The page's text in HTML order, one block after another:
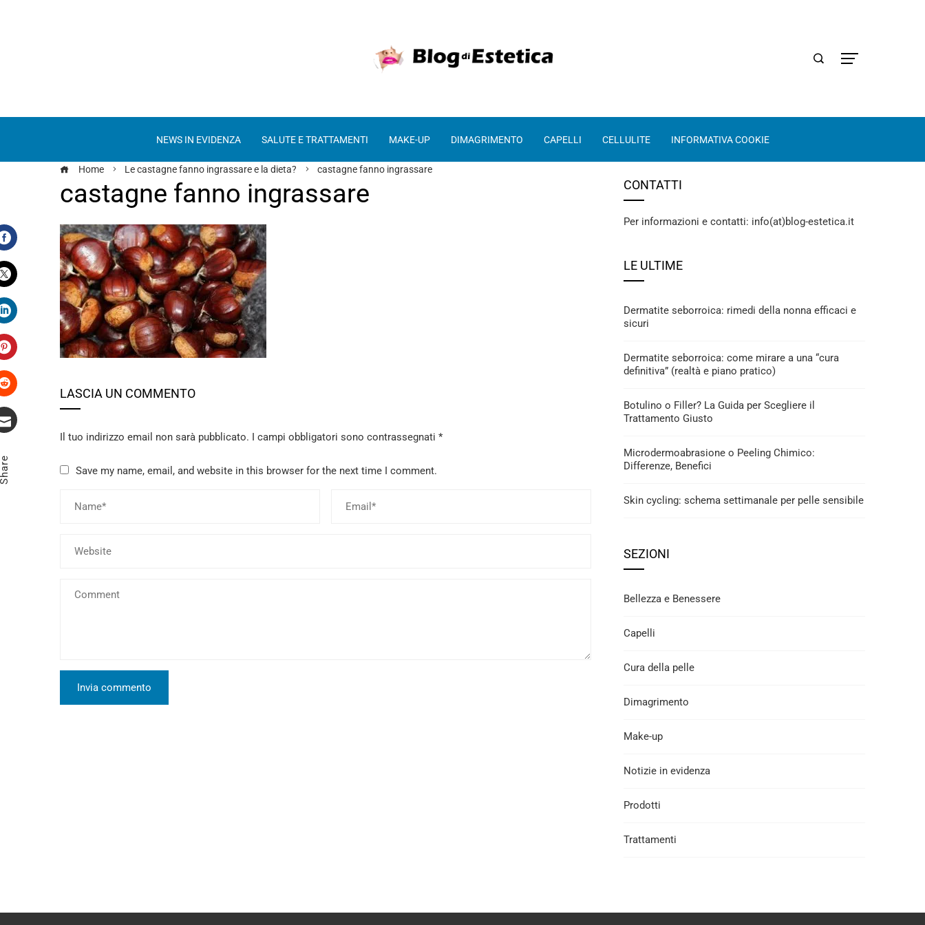
NEWS IN EVIDENZA SALUTE E TRATTAMENTI MAKE-UP DIMAGRIMENTO CAPELLI CELLULITE INFORMATIVA COOKIE
Home Le castagne fanno ingrassare e la dieta? castagne fanno ingrassare
castagne fanno ingrassare
Facebook
Twitter
LinkedIn
Pinterest
Stumbleupon
LASCIA UN COMMENTO
Il tuo indirizzo email non sarà pubblicato. I campi obbligatori sono contrassegnati *
Save my name, email, and website in this browser for the next time I comment.
CONTATTI
Per informazioni e contatti: info(at)blog-estetica.it
LE ULTIME
Dermatite seborroica: rimedi della nonna efficaci e
sicuri
Dermatite seborroica: come mirare a una “cura
definitiva” (realtà e piano pratico)
Botulino o Filler? La Guida per Scegliere il
Trattamento Giusto
Microdermoabrasione o Peeling Chimico:
Differenze, Benefici
Skin cycling: schema settimanale per pelle sensibile
SEZIONI
Bellezza e Benessere
Capelli
Cura della pelle
Dimagrimento
Make-up
Notizie in evidenza
Prodotti
Trattamenti